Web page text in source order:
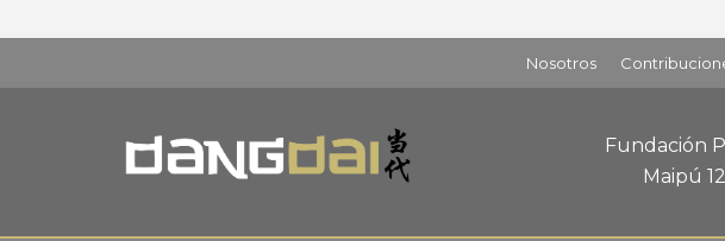
Nosotros
Fundación
Maipú